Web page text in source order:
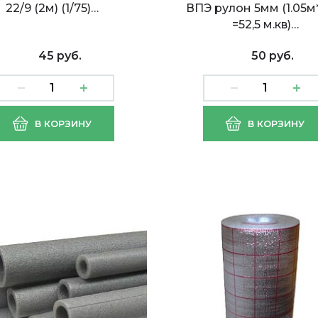
2мм (1.05м*50м
м.кв)
ВПЭ рулон 3мм
(1.05м*50м=52,5 м.кв)
22/9 (2м) (1/75)…
45 руб.
В КОРЗИНУ
ВПЭ рулон 5мм
=52,5 м.кв)…
50 руб.
В КОРЗИНУ